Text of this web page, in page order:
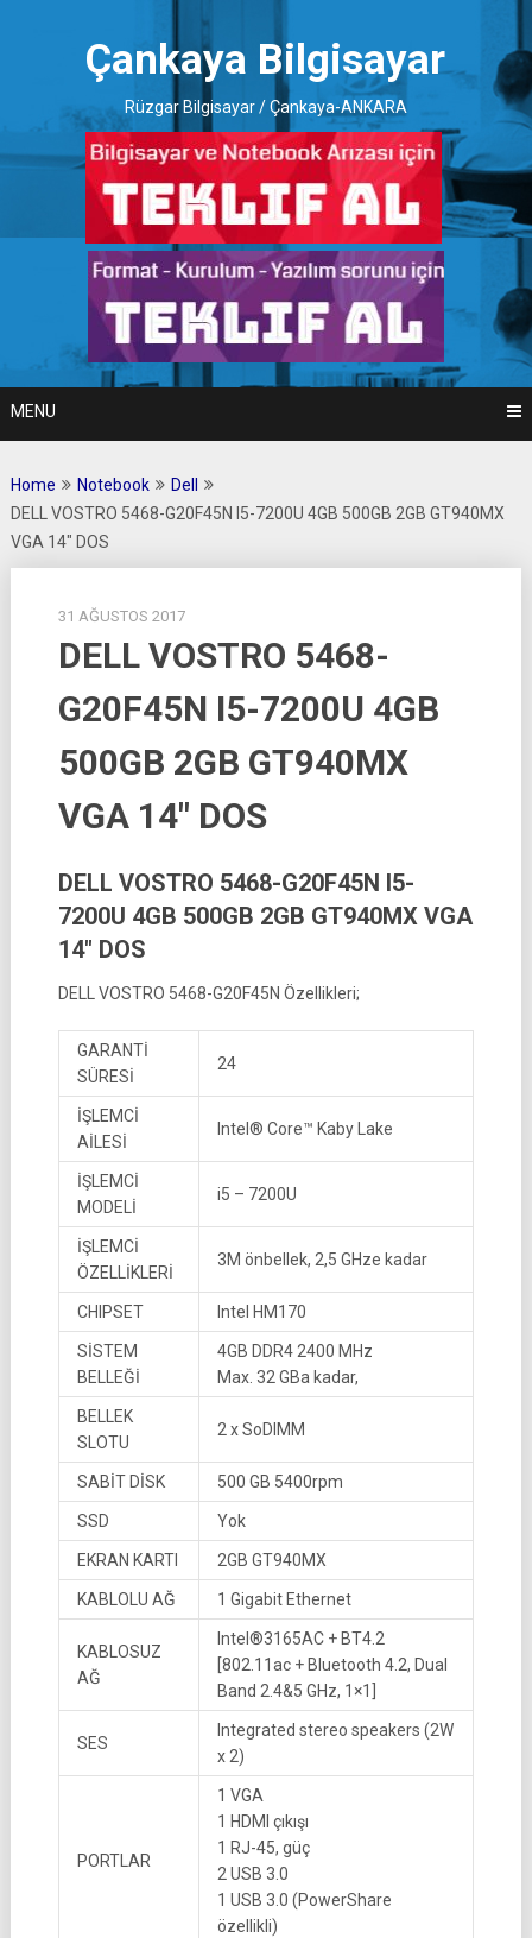
Çankaya Bilgisayar
Rüzgar Bilgisayar / Çankaya-ANKARA
MENU
Home Notebook
Dell
DELL VOSTRO 5468-G20F45N I5-7200U 4GB 500GB 2GB GT940MX
VGA 14″ DOS
31 AĞUSTOS 2017
DELL VOSTRO 5468-
G20F45N I5-7200U 4GB
500GB 2GB GT940MX
VGA 14″ DOS
DELL VOSTRO 5468-G20F45N I5-
7200U 4GB 500GB 2GB GT940MX VGA
14″ DOS
DELL VOSTRO 5468-G20F45N Özellikleri;
GARANTİ
SÜRESİ
24
İŞLEMCİ
AİLESİ
Intel® Core™ Kaby Lake
İŞLEMCİ
MODELİ
i5 – 7200U
İŞLEMCİ
ÖZELLİKLERİ
3M önbellek, 2,5 GHze kadar
CHIPSET Intel HM170
SİSTEM
BELLEĞİ
4GB DDR4 2400 MHz
Max. 32 GBa kadar,
BELLEK
SLOTU
2 x SoDIMM
SABİT DİSK 500 GB 5400rpm
SSD Yok
EKRAN KARTI 2GB GT940MX
KABLOLU AĞ 1 Gigabit Ethernet
KABLOSUZ
AĞ
Intel®3165AC + BT4.2
[802.11ac + Bluetooth 4.2, Dual
Band 2.4&5 GHz, 1×1]
SES
Integrated stereo speakers (2W
x 2)
PORTLAR
1 VGA
1 HDMI çıkışı
1 RJ-45, güç
2 USB 3.0
1 USB 3.0 (PowerShare
özellikli)